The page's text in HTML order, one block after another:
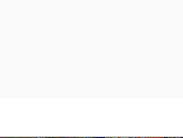
rụng bám đầy trên gối mỗi khi bạn thức
khi chải đầu.
gội đầu.
hoặc mất dần vùng tóc tại điểm nào